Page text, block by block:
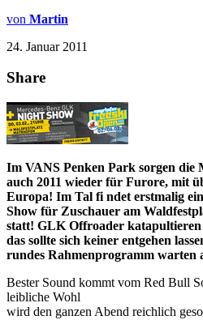
von Martin
24. Januar 2011
Share
Im VANS Penken Park sorgen die
auch 2011 wieder für Furore, mit
Europa! Im Tal fi ndet erstmalig
Show für Zuschauer am
statt! GLK Offroader
das sollte sich keiner entgehen
rundes Rahmenprogramm warten
Bester Sound kommt vom Red Bull
leibliche Wohl
wird den ganzen Abend reichlich